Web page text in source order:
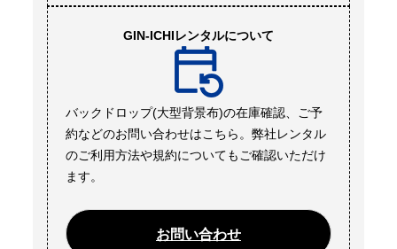
GIN-ICHIレンタルについて
バックドロップ(大型背景布)の在庫確認、ご予
約などのお問い合わせはこちら。弊社レンタル
のご利用方法や規約についてもご確認いただけ
ます。
お問い合わせ